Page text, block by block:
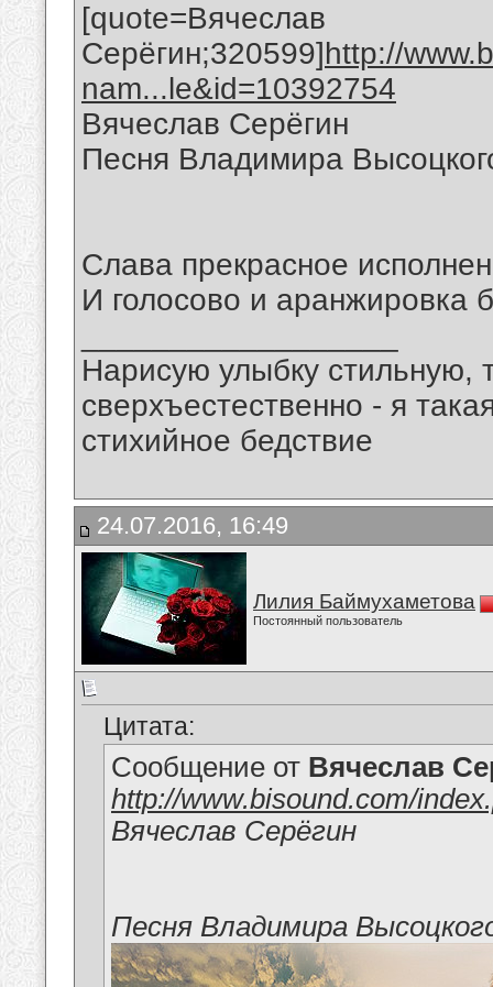
[quote=Вячеслав
Серёгин;320599]http://
nam...le&id=10392754
Вячеслав Серёгин
Песня Владимира
Слава прекрасное
И голосово и аранжировка
Нарисую улыбку стильную,
сверхъестественно - я
стихийное бедствие
24.07.2016, 16:49
Лилия Баймухаметова
Постоянный пользователь
Цитата:
Сообщение от Вячеслав
http://www.bisound.com/
Вячеслав Серёгин
Песня Владимира